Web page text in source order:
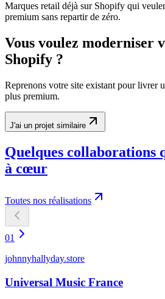
Marques retail déjà sur Shopify qui
premium sans repartir de zéro.
Vous voulez moderniser
Shopify ?
Reprenons votre site existant pour livrer
plus premium.
J'ai un projet similaire
Quelques collaborations
à cœur
Toutes nos réalisations
01
johnnyhallyday.store
Universal Music France